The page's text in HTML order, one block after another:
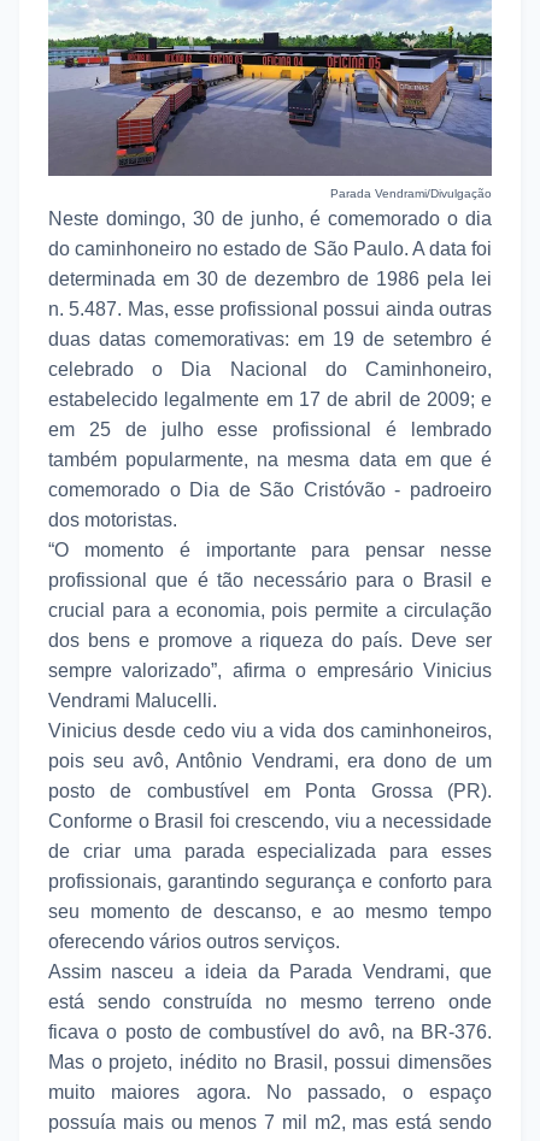
Parada Vendrami/Divulgação
Neste domingo, 30 de junho, é comemorado o dia
do caminhoneiro no estado de São Paulo. A data foi
determinada em 30 de dezembro de 1986 pela lei
n. 5.487. Mas, esse profissional possui ainda outras
duas datas comemorativas: em 19 de setembro é
celebrado o Dia Nacional do Caminhoneiro,
estabelecido legalmente em 17 de abril de 2009; e
em 25 de julho esse profissional é lembrado
também popularmente, na mesma data em que é
comemorado o Dia de São Cristóvão - padroeiro
dos motoristas.
“O momento é importante para pensar nesse
profissional que é tão necessário para o Brasil e
crucial para a economia, pois permite a circulação
dos bens e promove a riqueza do país. Deve ser
sempre valorizado”, afirma o empresário Vinicius
Vendrami Malucelli.
Vinicius desde cedo viu a vida dos caminhoneiros,
pois seu avô, Antônio Vendrami, era dono de um
posto de combustível em Ponta Grossa (PR).
Conforme o Brasil foi crescendo, viu a necessidade
de criar uma parada especializada para esses
profissionais, garantindo segurança e conforto para
seu momento de descanso, e ao mesmo tempo
oferecendo vários outros serviços.
Assim nasceu a ideia da Parada Vendrami, que
está sendo construída no mesmo terreno onde
ficava o posto de combustível do avô, na BR-376.
Mas o projeto, inédito no Brasil, possui dimensões
muito maiores agora. No passado, o espaço
possuía mais ou menos 7 mil m2, mas está sendo